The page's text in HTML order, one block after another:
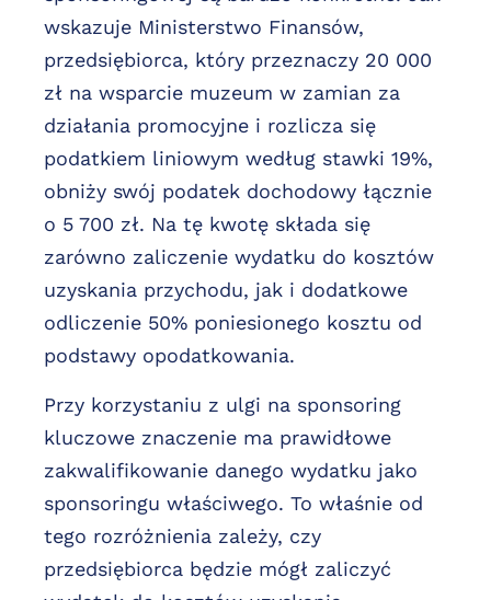
wskazuje Ministerstwo Finansów,
przedsiębiorca, który przeznaczy 20 000
zł na wsparcie muzeum w zamian za
działania promocyjne i rozlicza się
podatkiem liniowym według stawki 19%,
obniży swój podatek dochodowy łącznie
o 5 700 zł. Na tę kwotę składa się
zarówno zaliczenie wydatku do kosztów
uzyskania przychodu, jak i dodatkowe
odliczenie 50% poniesionego kosztu od
podstawy opodatkowania.
Przy korzystaniu z ulgi na sponsoring
kluczowe znaczenie ma prawidłowe
zakwalifikowanie danego wydatku jako
sponsoringu właściwego. To właśnie od
tego rozróżnienia zależy, czy
przedsiębiorca będzie mógł zaliczyć